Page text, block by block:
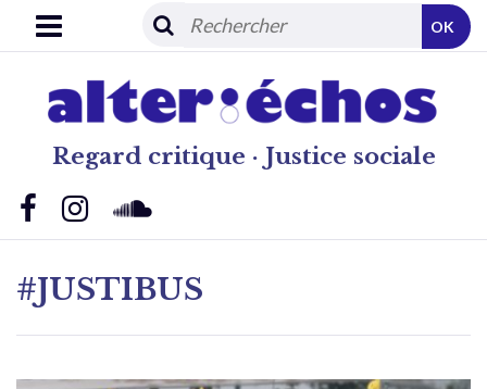
Regard critique · Justice sociale
OK
#JUSTIBUS